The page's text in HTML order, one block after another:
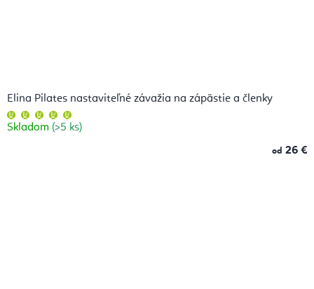
Elina Pilates nastaviteľné závažia na zápästie a členky
hodnotenie
produktu
je
Skladom (>5 ks)
od 26 €